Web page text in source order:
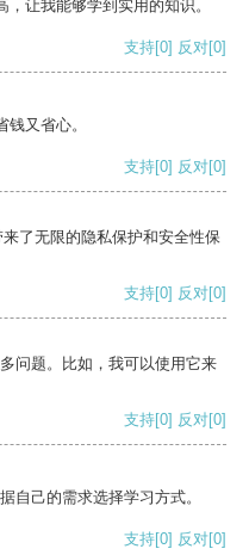
让我能够学到实用的知识。
支持[0] 反对[0]
又省心。
支持[0] 反对[0]
了无限的隐私保护和安全性保
支持[0] 反对[0]
问题。比如，我可以使用它来
支持[0] 反对[0]
自己的需求选择学习方式。
支持[0] 反对[0]